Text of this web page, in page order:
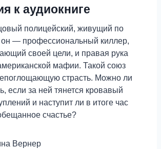
к аудиокниге
полицейский, живущий по
он — профессиональный киллер,
своей цели, и правая рука
мафии. Такой союз
страсть. Можно ли
если за ней тянется кровавый
и наступит ли в итоге час
счастье?
Вернер